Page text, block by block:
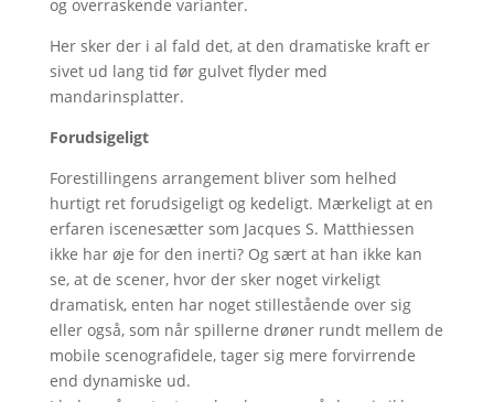
og overraskende varianter.
Her sker der i al fald det, at den dramatiske kraft er
sivet ud lang tid før gulvet flyder med
mandarinsplatter.
Forudsigeligt
Forestillingens arrangement bliver som helhed
hurtigt ret forudsigeligt og kedeligt. Mærkeligt at en
erfaren iscenesætter som Jacques S. Matthiessen
ikke har øje for den inerti? Og sært at han ikke kan
se, at de scener, hvor der sker noget virkeligt
dramatisk, enten har noget stillestående over sig
eller også, som når spillerne drøner rundt mellem de
mobile scenografidele, tager sig mere forvirrende
end dynamiske ud.